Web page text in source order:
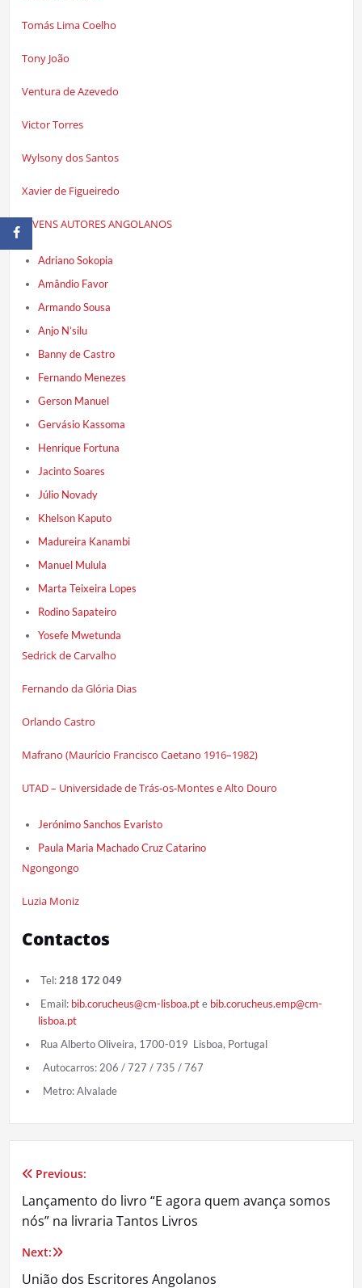
Tomás Lima Coelho
Tony João
Ventura de Azevedo
Victor Torres
Wylsony dos Santos
Xavier de Figueiredo
JOVENS AUTORES ANGOLANOS
Adriano Sokopia
Amândio Favor
Armando Sousa
Anjo N’silu
Banny de Castro
Fernando Menezes
Gerson Manuel
Gervásio Kassoma
Henrique Fortuna
Jacinto Soares
Júlio Novady
Khelson Kaputo
Madureira Kanambi
Manuel Mulula
Marta Teixeira Lopes
Rodino Sapateiro
Yosefe Mwetunda
Sedrick de Carvalho
Fernando da Glória Dias
Orlando Castro
Mafrano (Maurício Francisco Caetano 1916–1982)
UTAD – Universidade de Trás-os-Montes e Alto Douro
Jerónimo Sanchos Evaristo
Paula Maria Machado Cruz Catarino
Ngongongo
Luzia Moniz
Contactos
Tel: 218 172 049
Email: bib.corucheus@cm-lisboa.pte bib.corucheus.emp@cm-
lisboa.pt
Rua Alberto Oliveira, 1700-019 Lisboa, Portugal
Autocarros: 206 / 727 / 735 / 767
Metro: Alvalade
Navegação
de
artigos
Previous:
Lançamento do livro “E agora quem avança somos
nós” na livraria Tantos Livros
Next:
União dos Escritores Angolanos